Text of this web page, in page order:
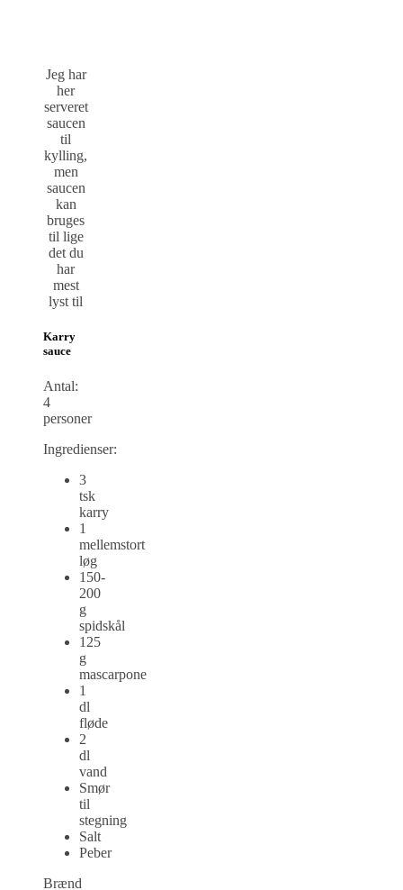
Jeg har
her
serveret
saucen
til
kylling,
men
saucen
kan
bruges
til lige
det du
har
mest
lyst til
Karry
sauce
Antal:
4
personer
Ingredienser:
3
tsk
karry
1
mellemstort
løg
150-
200
g
spidskål
125
g
mascarpone
1
dl
fløde
2
dl
vand
Smør
til
stegning
Salt
Peber
Brænd